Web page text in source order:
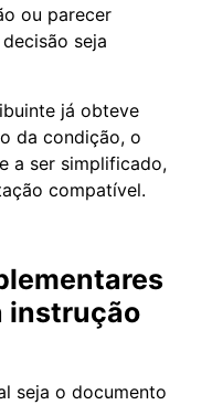
ou parecer
seja
já obteve
da condição, o
a ser simplificado,
compatível.
instrução
seja o documento